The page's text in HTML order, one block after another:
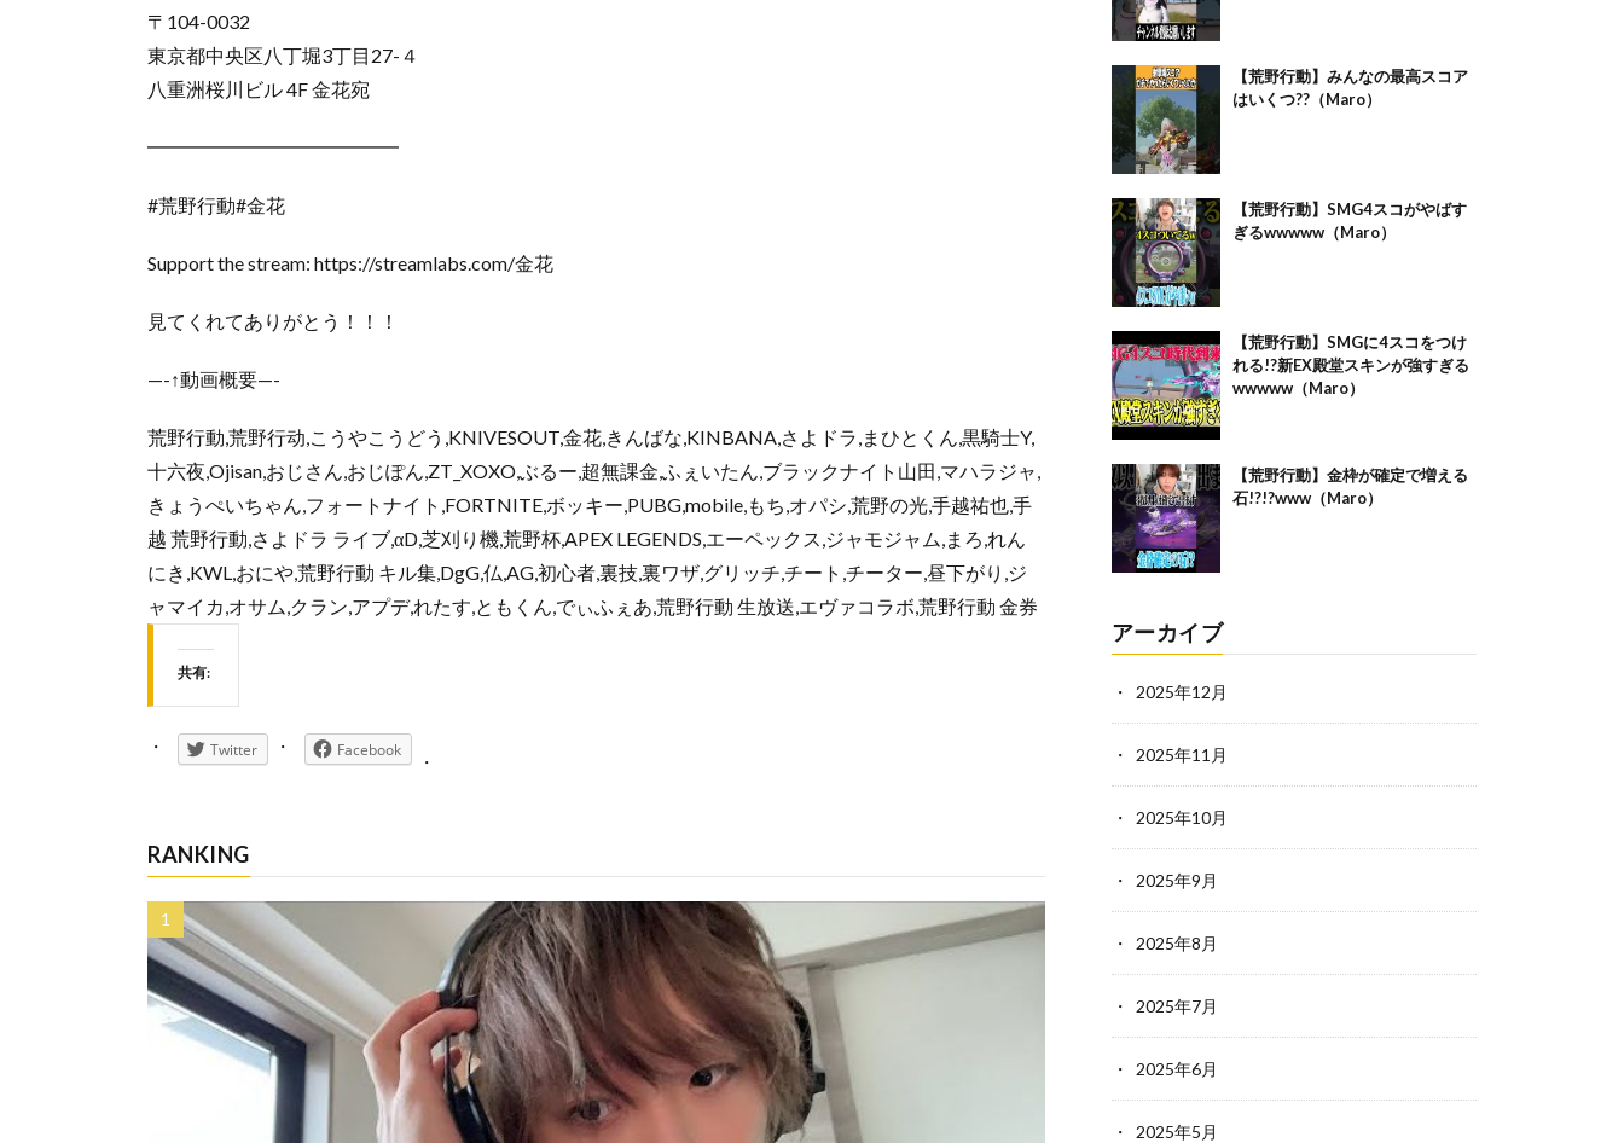
〒104-0032
東京都中央区八丁堀3丁目27-４
八重洲桜川ビル 4F 金花宛
━━━━━━━━━━━━━
#荒野行動#金花
Support the stream: https://streamlabs.com/金花
見てくれてありがとう！！！
—-↑動画概要—-
荒野行動,荒野行动,こうやこうどう,KNIVESOUT,金花,きんばな,KINBANA,さよドラ,まひとくん,黒騎士Y,
十六夜,Ojisan,おじさん,おじぽん,ZT_XOXO,ぶるー,超無課金,ふぇいたん,ブラックナイト山田,マハラジャ,
きょうぺいちゃん,フォートナイト,FORTNITE,ボッキー,PUBG,mobile,もち,オパシ,荒野の光,手越祐也,手
越 荒野行動,さよドラ ライブ,αD,芝刈り機,荒野杯,APEX LEGENDS,エーペックス,ジャモジャム,まろ,れん
にき,KWL,おにや,荒野行動 キル集,DgG,仏,AG,初心者,裏技,裏ワザ,グリッチ,チート,チーター,昼下がり,ジ
ャマイカ,オサム,クラン,アプデ,れたす,ともくん,でぃふぇあ,荒野行動 生放送,エヴァコラボ,荒野行動 金券
共有:
Twitter Facebook
RANKING
【荒野行動】みんなの最高スコア
はいくつ??（Maro）
【荒野行動】SMG4スコがやばす
ぎるwwwww（Maro）
【荒野行動】SMGに4スコをつけ
れる!?新EX殿堂スキンが強すぎる
wwwww（Maro）
【荒野行動】金枠が確定で増える
石!?!?www（Maro）
アーカイブ
2025年12月
2025年11月
2025年10月
2025年9月
2025年8月
2025年7月
2025年6月
2025年5月